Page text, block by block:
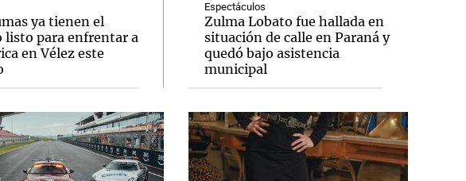
ya tienen el
listo para enfrentar a
en Vélez este
Espectáculos
Zulma Lobato fue hallada en
situación de calle en Paraná y
quedó bajo asistencia
municipal